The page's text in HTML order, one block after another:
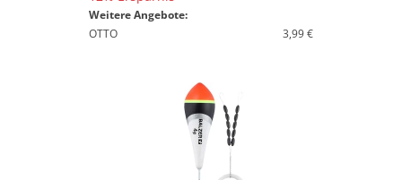
Weitere Angebote:
OTTO
3,99 €